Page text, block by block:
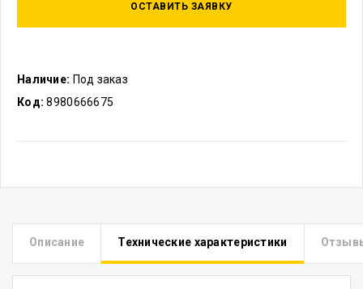
Наличие: Под заказ
Код: 8980666675
ОСТАВИТЬ ЗАЯВКУ
Описание Технические характеристики